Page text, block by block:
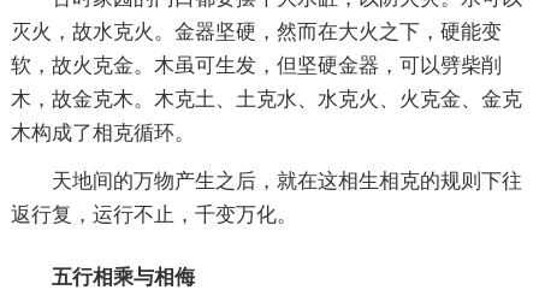
灭火，故水克火。金器坚硬，然而在大火之下，硬能变
软，故火克金。木虽可生发，但坚硬金器，可以劈柴削
木，故金克木。木克土、土克水、水克火、火克金、金克
木构成了相克循环。
天地间的万物产生之后，就在这相生相克的规则下往
返行复，运行不止，千变万化。
五行相乘与相侮